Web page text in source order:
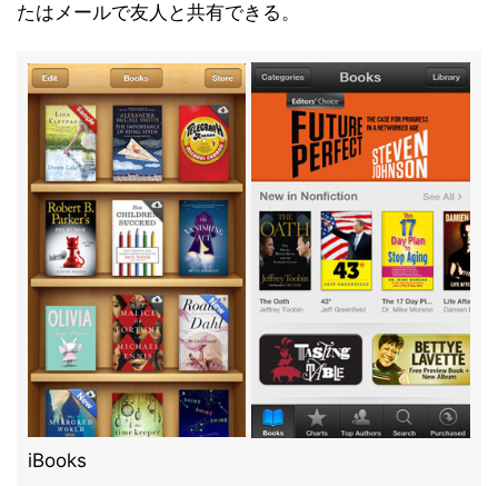
たはメールで友人と共有できる。
iBooks